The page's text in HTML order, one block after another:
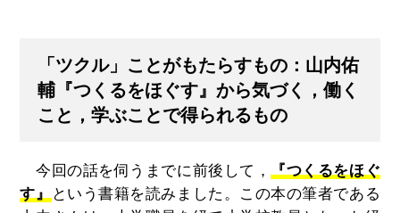
「ツクル」ことがもたらすもの：山内佑
輔『つくるをほぐす』から気づく，働く
こと，学ぶことで得られるもの
今回の話を伺うまでに前後して，『つくるをほぐ
す』という書籍を読みました。この本の筆者である